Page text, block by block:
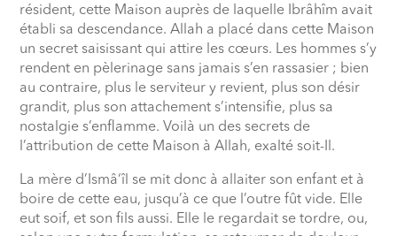
résident, cette Maison auprès de laquelle Ibrâhîm avait
établi sa descendance. Allah a placé dans cette Maison
un secret saisissant qui attire les cœurs. Les hommes s’y
rendent en pèlerinage sans jamais s’en rassasier ; bien
au contraire, plus le serviteur y revient, plus son désir
grandit, plus son attachement s’intensifie, plus sa
nostalgie s’enflamme. Voilà un des secrets de
l’attribution de cette Maison à Allah, exalté soit-Il.
La mère d’Ismâ‘îl se mit donc à allaiter son enfant et à
boire de cette eau, jusqu’à ce que l’outre fût vide. Elle
eut soif, et son fils aussi. Elle le regardait se tordre, ou,